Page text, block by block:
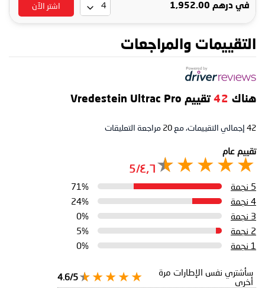
في درهم 1,952.00 اشتر الآن
التقييمات والمراجعات
هناك 42 تقييم Vredestein Ultrac Pro
42 إجمالي التقييمات، مع 20 مراجعة التعليقات
تقييم عام
٤٫٦/5
5 نجمة
71%
4 نجمة
24%
3 نجمة
0%
2 نجمة
5%
1 نجمة
0%
سأشتري نفس الإطارات مرة
أخرى
4.6/5